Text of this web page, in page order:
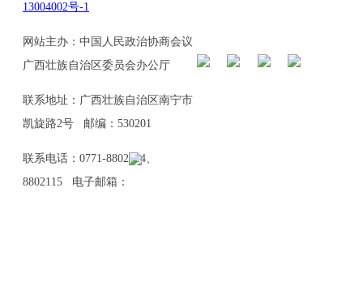
13004002号-1
网站主办：中国人民政治协商会议
广西壮族自治区委员会办公厅
联系地址：广西壮族自治区南宁市
凯旋路2号 邮编：530201
联系电话：0771-8802114、
8802115 电子邮箱：